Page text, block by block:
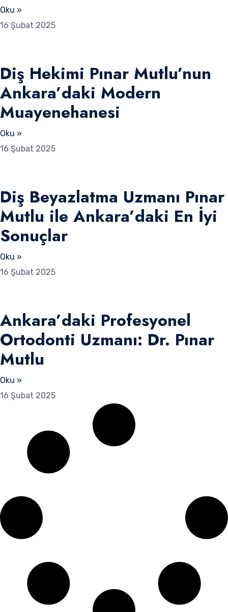
Oku »
16 Şubat 2025
Diş Hekimi Pınar Mutlu’nun
Ankara’daki Modern
Muayenehanesi
Oku »
16 Şubat 2025
Diş Beyazlatma Uzmanı Pınar
Mutlu ile Ankara’daki En İyi
Sonuçlar
Oku »
16 Şubat 2025
Ankara’daki Profesyonel
Ortodonti Uzmanı: Dr. Pınar
Mutlu
Oku »
16 Şubat 2025